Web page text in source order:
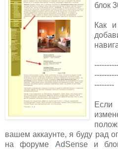
блок
Как
--------
вашем аккаунте, я буду рад
на форуме AdSense и